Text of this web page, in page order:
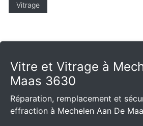
Vitrage
Vitre et Vitrage à
Maas 3630
Réparation, remplacement et
effraction à Mechelen Aan De